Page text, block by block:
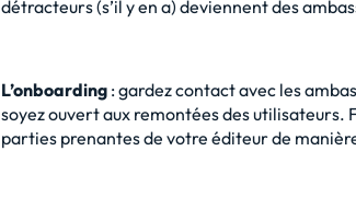
détracteurs (s’il y en a) deviennent des
L’onboarding : gardez contact avec les
soyez ouvert aux remontées des utilisateurs.
parties prenantes de votre éditeur de